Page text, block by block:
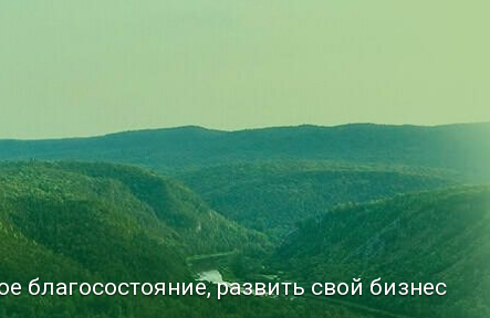
развить свой бизнес